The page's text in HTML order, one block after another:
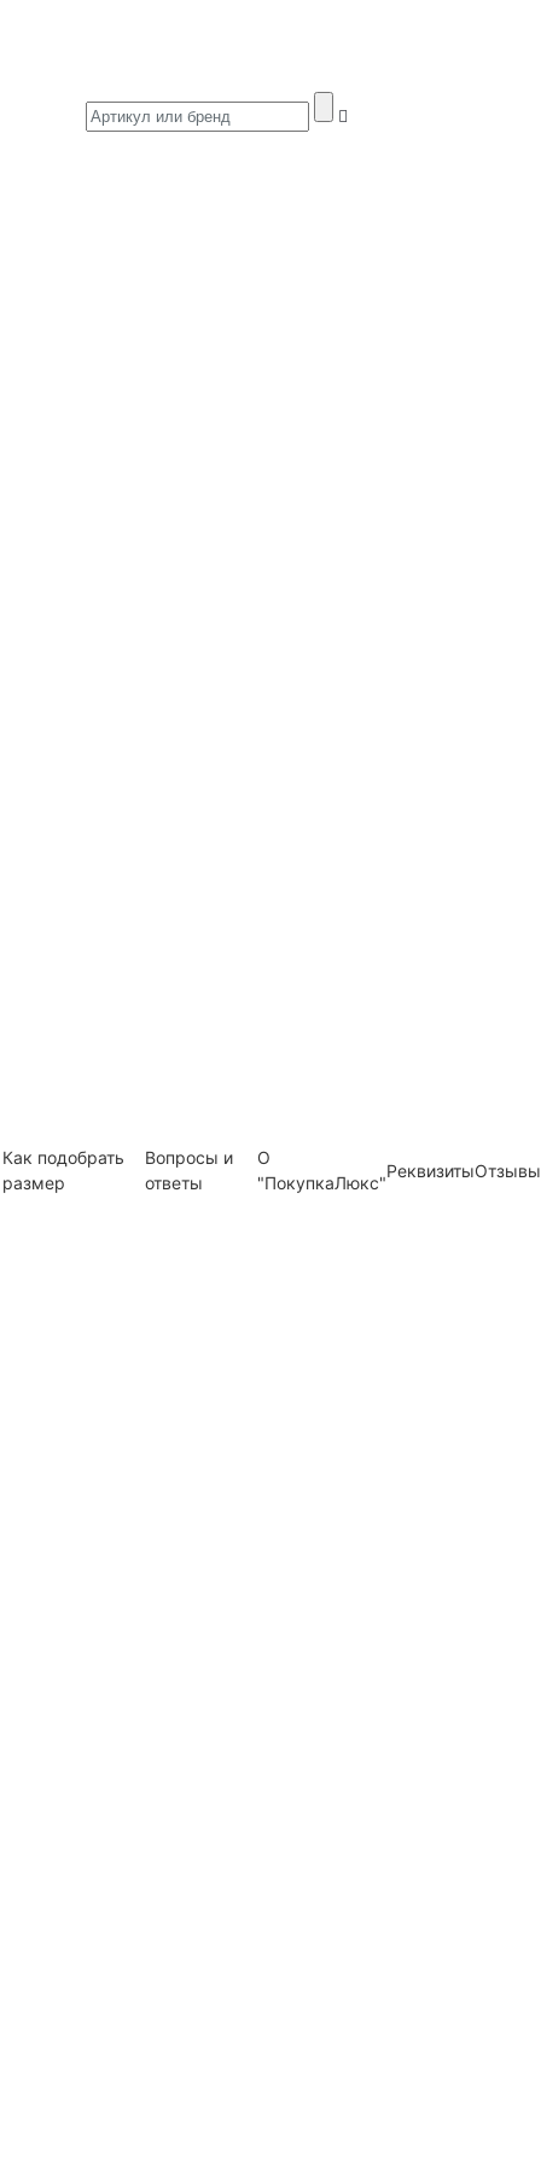
Как подобрать
размер
Вопросы и
ответы
О
"ПокупкаЛюкс"
РеквизитыОтзывы